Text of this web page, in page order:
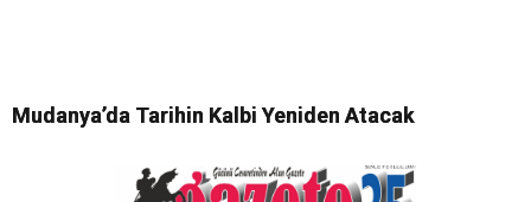
Mudanya’da Tarihin Kalbi Yeniden Atacak